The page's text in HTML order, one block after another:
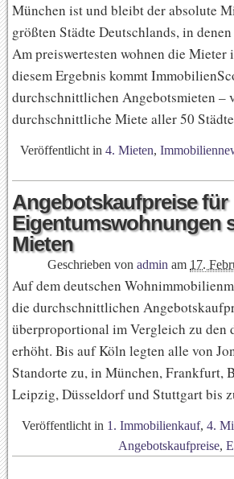
München ist und bleibt der absolute
größten Städte Deutschlands, in
Am preiswertesten wohnen die Mieter
diesem Ergebnis kommt
durchschnittlichen Angebotsmieten –
durchschnittliche Miete aller 50
Veröffentlicht in 4. Mieten,
Angebotskaufpreise für
Eigentumswohnungen
Mieten
Geschrieben von admin am 17.
Auf dem deutschen
die durchschnittlichen
überproportional im Vergleich zu
erhöht. Bis auf Köln legten alle von
Standorte zu, in München, Frankfurt,
Leipzig, Düsseldorf und Stuttgart bis
Veröffentlicht in 1. Immobilienkauf, 4.
Angebotskaufpreise,